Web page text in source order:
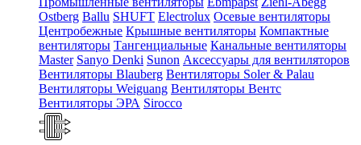
Ostberg Ballu SHUFT Electrolux Осевые вентиляторы
Центробежные Крышные вентиляторы Компактные
вентиляторы Тангенциальные Канальные вентиляторы
Master Sanyo Denki Sunon Аксессуары для вентиляторов
Вентиляторы Blauberg Вентиляторы Soler & Palau
Вентиляторы Weiguang Вентиляторы Вентс
Вентиляторы ЭРА Sirocco